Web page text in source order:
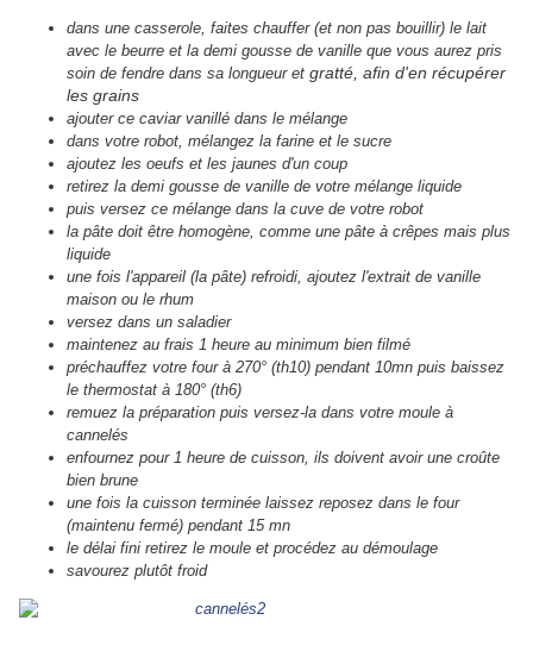
dans une casserole, faites chauffer (et non pas bouillir) le lait
avec le beurre et la demi gousse de vanille que vous aurez pris
soin de fendre dans sa longueur et gratté, afin d'en récupérer
les grains
ajouter ce caviar vanillé dans le mélange
dans votre robot, mélangez la farine et le sucre
ajoutez les oeufs et les jaunes d'un coup
retirez la demi gousse de vanille de votre mélange liquide
puis versez ce mélange dans la cuve de votre robot
la pâte doit être homogène, comme une pâte à crêpes mais plus
liquide
une fois l'appareil (la pâte) refroidi, ajoutez l'extrait de vanille
maison ou le rhum
versez dans un saladier
maintenez au frais 1 heure au minimum bien filmé
préchauffez votre four à 270° (th10) pendant 10mn puis baissez
le thermostat à 180° (th6)
remuez la préparation puis versez-la dans votre moule à
cannelés
enfournez pour 1 heure de cuisson, ils doivent avoir une croûte
bien brune
une fois la cuisson terminée laissez reposez dans le four
(maintenu fermé) pendant 15 mn
le délai fini retirez le moule et procédez au démoulage
savourez plutôt froid